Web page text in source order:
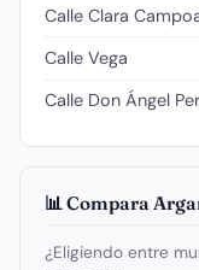
Calle Clara
Calle Vega
Calle Don Ángel
📊 Compara
¿Eligiendo entre